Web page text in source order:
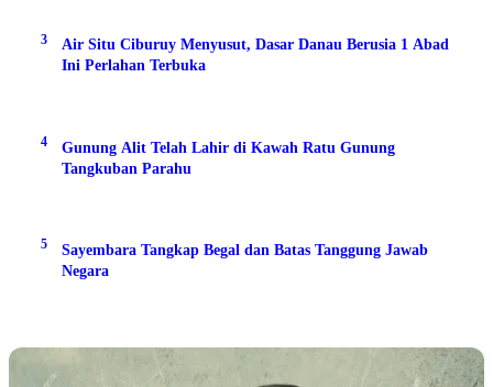
3
Air Situ Ciburuy Menyusut, Dasar Danau Berusia 1 Abad
Ini Perlahan Terbuka
4
Gunung Alit Telah Lahir di Kawah Ratu Gunung
Tangkuban Parahu
5
Sayembara Tangkap Begal dan Batas Tanggung Jawab
Negara